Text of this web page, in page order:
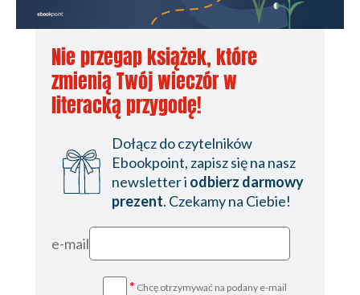
Nie przegap książek, które
zmienią Twój wieczór w
literacką przygodę!
Dołącz do czytelników
Ebookpoint, zapisz się na nasz
newsletter i odbierz darmowy
prezent. Czekamy na Ciebie!
e-mail
* Chcę otrzymywać na podany e-mail